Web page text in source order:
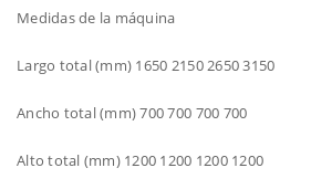
Medidas de la máquina
Largo total (mm) 1650 2150 2650 3150
Ancho total (mm) 700 700 700 700
Alto total (mm) 1200 1200 1200 1200